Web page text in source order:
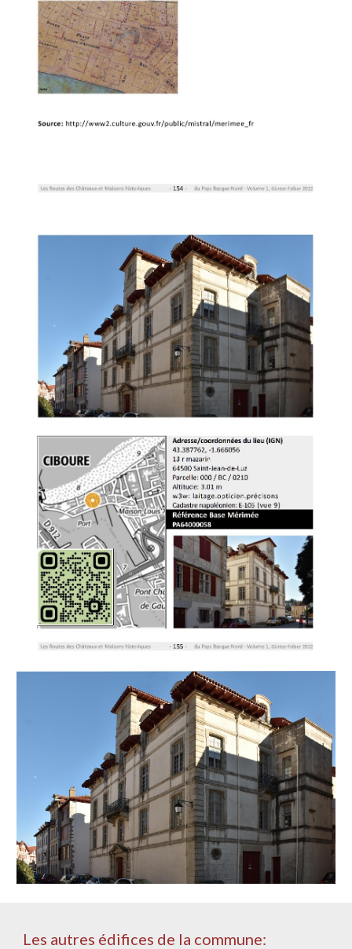
Les autres édifices de la commune: